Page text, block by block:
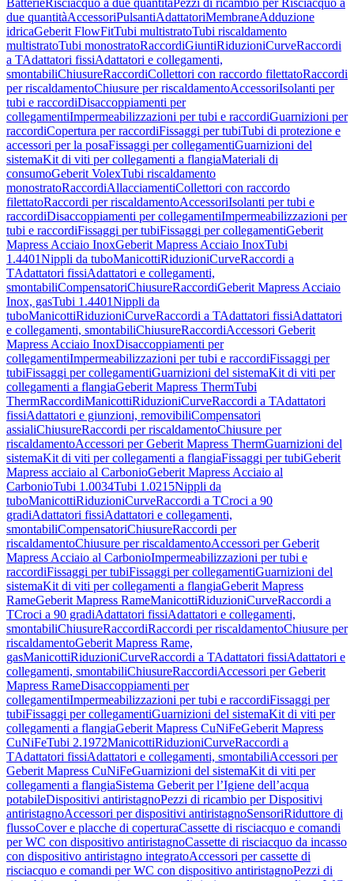
BatterieRisciacquo a due quantitàPezzi di ricambio per Risciacquo a
due quantitàAccessoriPulsantiAdattatoriMembraneAdduzione
idricaGeberit FlowFitTubi multistratoTubi riscaldamento
multistratoTubi monostratoRaccordiGiuntiRiduzioniCurveRaccordi
a TAdattatori fissiAdattatori e collegamenti,
smontabiliChiusureRaccordiCollettori con raccordo filettatoRaccordi
per riscaldamentoChiusure per riscaldamentoAccessoriIsolanti per
tubi e raccordiDisaccoppiamenti per
collegamentiImpermeabilizzazioni per tubi e raccordiGuarnizioni per
raccordiCopertura per raccordiFissaggi per tubiTubi di protezione e
accessori per la posaFissaggi per collegamentiGuarnizioni del
sistemaKit di viti per collegamenti a flangiaMateriali di
consumoGeberit VolexTubi riscaldamento
monostratoRaccordiAllacciamentiCollettori con raccordo
filettatoRaccordi per riscaldamentoAccessoriIsolanti per tubi e
raccordiDisaccoppiamenti per collegamentiImpermeabilizzazioni per
tubi e raccordiFissaggi per tubiFissaggi per collegamentiGeberit
Mapress Acciaio InoxGeberit Mapress Acciaio InoxTubi
1.4401Nippli da tuboManicottiRiduzioniCurveRaccordi a
TAdattatori fissiAdattatori e collegamenti,
smontabiliCompensatoriChiusureRaccordiGeberit Mapress Acciaio
Inox, gasTubi 1.4401Nippli da
tuboManicottiRiduzioniCurveRaccordi a TAdattatori fissiAdattatori
e collegamenti, smontabiliChiusureRaccordiAccessori Geberit
Mapress Acciaio InoxDisaccoppiamenti per
collegamentiImpermeabilizzazioni per tubi e raccordiFissaggi per
tubiFissaggi per collegamentiGuarnizioni del sistemaKit di viti per
collegamenti a flangiaGeberit Mapress ThermTubi
ThermRaccordiManicottiRiduzioniCurveRaccordi a TAdattatori
fissiAdattatori e giunzioni, removibiliCompensatori
assialiChiusureRaccordi per riscaldamentoChiusure per
riscaldamentoAccessori per Geberit Mapress ThermGuarnizioni del
sistemaKit di viti per collegamenti a flangiaFissaggi per tubiGeberit
Mapress acciaio al CarbonioGeberit Mapress Acciaio al
CarbonioTubi 1.0034Tubi 1.0215Nippli da
tuboManicottiRiduzioniCurveRaccordi a TCroci a 90
gradiAdattatori fissiAdattatori e collegamenti,
smontabiliCompensatoriChiusureRaccordi per
riscaldamentoChiusure per riscaldamentoAccessori per Geberit
Mapress Acciaio al CarbonioImpermeabilizzazioni per tubi e
raccordiFissaggi per tubiFissaggi per collegamentiGuarnizioni del
sistemaKit di viti per collegamenti a flangiaGeberit Mapress
RameGeberit Mapress RameManicottiRiduzioniCurveRaccordi a
TCroci a 90 gradiAdattatori fissiAdattatori e collegamenti,
smontabiliChiusureRaccordiRaccordi per riscaldamentoChiusure per
riscaldamentoGeberit Mapress Rame,
gasManicottiRiduzioniCurveRaccordi a TAdattatori fissiAdattatori e
collegamenti, smontabiliChiusureRaccordiAccessori per Geberit
Mapress RameDisaccoppiamenti per
collegamentiImpermeabilizzazioni per tubi e raccordiFissaggi per
tubiFissaggi per collegamentiGuarnizioni del sistemaKit di viti per
collegamenti a flangiaGeberit Mapress CuNiFeGeberit Mapress
CuNiFeTubi 2.1972ManicottiRiduzioniCurveRaccordi a
TAdattatori fissiAdattatori e collegamenti, smontabiliAccessori per
Geberit Mapress CuNiFeGuarnizioni del sistemaKit di viti per
collegamenti a flangiaSistema Geberit per l’Igiene dell’acqua
potabileDispositivi antiristagnoPezzi di ricambio per Dispositivi
antiristagnoAccessori per dispositivi antiristagnoSensoriRiduttore di
flussoCover e placche di coperturaCassette di risciacquo e comandi
per WC con dispositivo antiristagnoCassette di risciacquo da incasso
con dispositivo antiristagno integratoAccessori per cassette di
risciacquo e comandi per WC con dispositivo antiristagnoPezzi di